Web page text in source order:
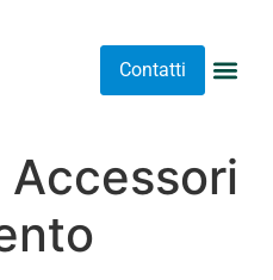
Contatti
Accessori